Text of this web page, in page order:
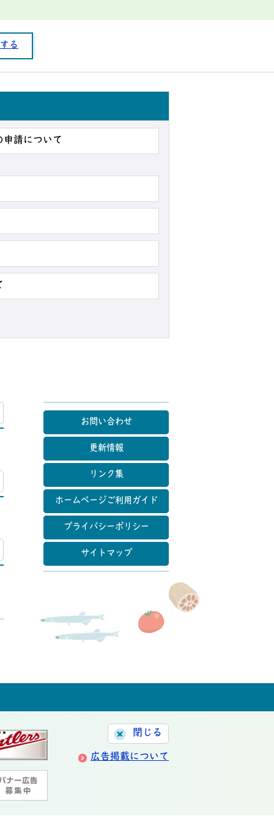
る
請について
マップ
お問い合わせ
更新情報
リンク集
ホームページご利用ガイド
プライバシーポリシー
サイトマップ
閉じる
広告掲載について